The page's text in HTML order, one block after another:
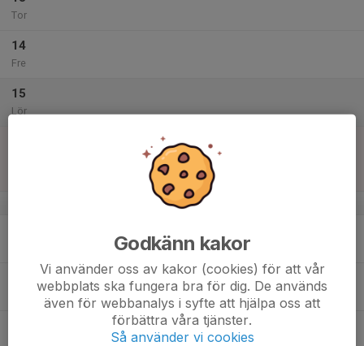
Tor
14
Fre
15
Lör
Match mot Bergnäsets AIK
Div 3 Norra Norrland, herr 2026
v.34
Godkänn kakor
Vi använder oss av kakor (cookies) för att vår
webbplats ska fungera bra för dig. De används
även för webbanalys i syfte att hjälpa oss att
förbättra våra tjänster.
Så använder vi cookies